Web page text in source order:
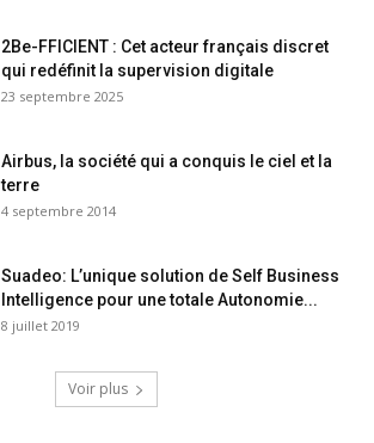
2Be-FFICIENT : Cet acteur français discret
qui redéfinit la supervision digitale
23 septembre 2025
Airbus, la société qui a conquis le ciel et la
terre
4 septembre 2014
Suadeo: L’unique solution de Self Business
Intelligence pour une totale Autonomie...
8 juillet 2019
Voir plus